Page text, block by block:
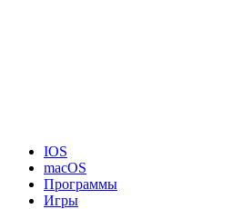
IOS
macOS
Программы
Игры